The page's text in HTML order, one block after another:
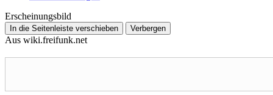
Erscheinungsbild
In die Seitenleiste verschieben Verbergen
Aus wiki.freifunk.net